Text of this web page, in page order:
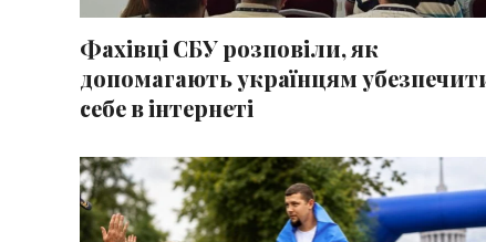
Фахівці СБУ розповіли, як
допомагають українцям
себе в інтернеті